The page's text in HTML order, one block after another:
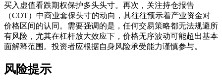
买入虚值看跌期权保护多头头寸。再次，关注持仓报告
（COT）中商业套保头寸的动向，其往往预示着产业资金对
价格区间的认同。需要强调的是，任何交易策略都无法规避所
有风险，尤其在杠杆放大效应下，价格无序波动可能超出基本
面解释范围。投资者应根据自身风险承受能力谨慎参与。
风险提示